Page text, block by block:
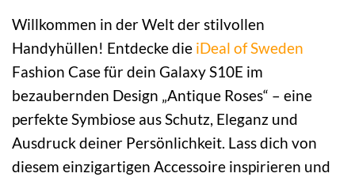
Willkommen in der Welt der stilvollen
Handyhüllen! Entdecke die iDeal of Sweden
Fashion Case für dein Galaxy S10E im
bezaubernden Design „Antique Roses“ – eine
perfekte Symbiose aus Schutz, Eleganz und
Ausdruck deiner Persönlichkeit. Lass dich von
diesem einzigartigen Accessoire inspirieren und